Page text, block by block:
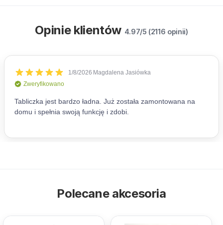
Opinie klientów 4.97/5 (2116 opinii)
Polecane akcesoria